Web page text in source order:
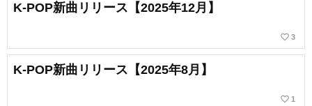
K-POP新曲リリース【2025年12月】
favorite_border 3
K-POP新曲リリース【2025年8月】
favorite_border 1